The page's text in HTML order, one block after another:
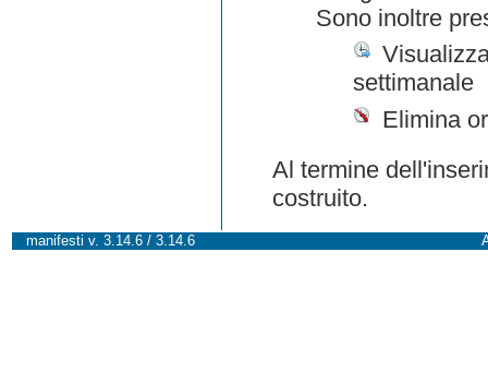
Sono inoltre
settimanale
Elimina
Al termine
costruito.
manifesti v. 3.14.6 / 3.14.6